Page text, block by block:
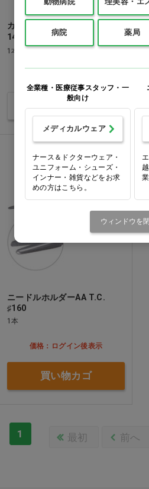
カストロビージョAA 曲 ＃
145…他
1本
ニードルホルダーAA T.C.
♯160
1本
価格：ログイン後表示
買い物カゴ
1 最初 前へ
病院 薬局
全業種・医療従事スタッフ・一
般向け
メディカルウェア
ナース＆ドクターウェア・
ユニフォーム・シューズ・
インナー・雑貨などをお求
めの方はこちら。
ウィンドウを